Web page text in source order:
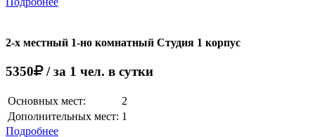
2-х местный 1-но комнатный Студия 1 корпус
5350 / за 1 чел. в сутки
Основных мест:
2
Дополнительных мест: 1
Подробнее